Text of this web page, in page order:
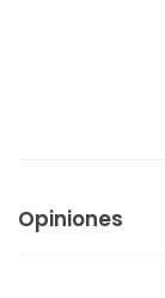
Opiniones